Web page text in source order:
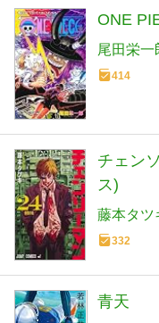
ONE
尾田栄一
414
チェン
ス)
藤本タツ
332
青天